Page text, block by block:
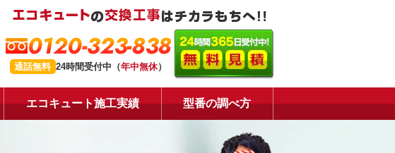
0120-323-838
通話無料 24時間受付中（年中無休）
エコキュート施工実績 型番の調べ方